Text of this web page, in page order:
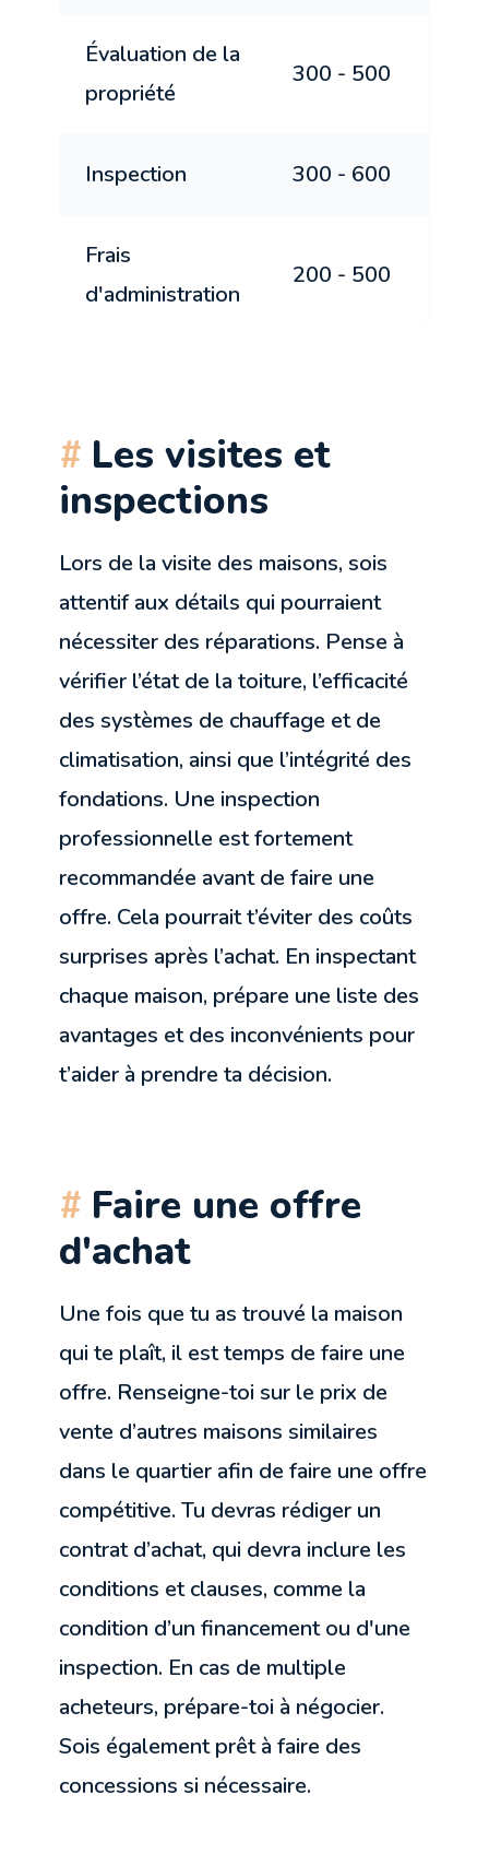
Évaluation de la
propriété
300 - 500
Inspection 300 - 600
Frais
d'administration
200 - 500
Les visites et
inspections
Lors de la visite des maisons, sois
attentif aux détails qui pourraient
nécessiter des réparations. Pense à
vérifier l’état de la toiture, l’efficacité
des systèmes de chauffage et de
climatisation, ainsi que l’intégrité des
fondations. Une inspection
professionnelle est fortement
recommandée avant de faire une
offre. Cela pourrait t’éviter des coûts
surprises après l’achat. En inspectant
chaque maison, prépare une liste des
avantages et des inconvénients pour
t’aider à prendre ta décision.
Faire une offre
d'achat
Une fois que tu as trouvé la maison
qui te plaît, il est temps de faire une
offre. Renseigne-toi sur le prix de
vente d’autres maisons similaires
dans le quartier afin de faire une offre
compétitive. Tu devras rédiger un
contrat d’achat, qui devra inclure les
conditions et clauses, comme la
condition d’un financement ou d'une
inspection. En cas de multiple
acheteurs, prépare-toi à négocier.
Sois également prêt à faire des
concessions si nécessaire.